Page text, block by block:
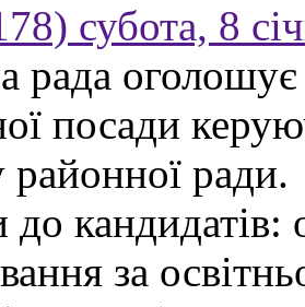
субота, 8
рада
посади
районної ради.
кандидатів:
за